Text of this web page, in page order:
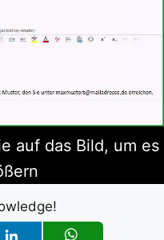
auf das Bild, um es